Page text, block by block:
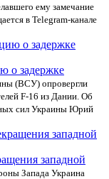
ему замечание
в Telegram-канале
о задержке
(ВСУ) опровергли
F-16 из Дании. Об
сил Украины Юрий
западной
Запада Украина